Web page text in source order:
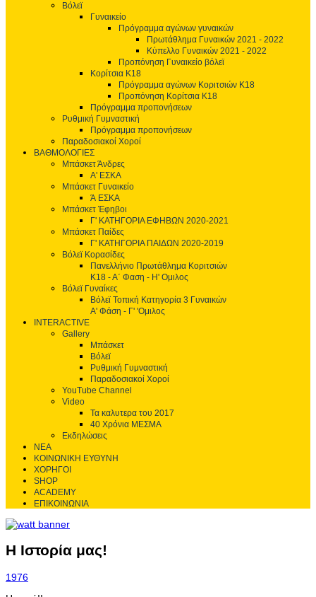
Βόλεϊ
Γυναικείο
Πρόγραμμα αγώνων γυναικών
Πρωτάθλημα Γυναικών 2021 - 2022
Κύπελλο Γυναικών 2021 - 2022
Προπόνηση Γυναικείο βόλεϊ
Κορίτσια Κ18
Πρόγραμμα αγώνων Κοριτσιών Κ18
Προπόνηση Κορίτσια Κ18
Πρόγραμμα προπονήσεων
Ρυθμική Γυμναστική
Πρόγραμμα προπονήσεων
Παραδοσιακοί Χοροί
ΒΑΘΜΟΛΟΓΙΕΣ
Μπάσκετ Άνδρες
Α' ΕΣΚΑ
Μπάσκετ Γυναικείο
Ά ΕΣΚΑ
Μπάσκετ Έφηβοι
Γ' ΚΑΤΗΓΟΡΙΑ ΕΦΗΒΩΝ 2020-2021
Μπάσκετ Παίδες
Γ' ΚΑΤΗΓΟΡΙΑ ΠΑΙΔΩΝ 2020-2019
Βόλεϊ Κορασίδες
Πανελλήνιο Πρωτάθλημα Κοριτσιών
Κ18 - Α΄ Φαση - H' Ομιλος
Βόλεϊ Γυναίκες
Βόλεϊ Τοπική Κατηγορία 3 Γυναικών
Α' Φάση - Γ' 'Ομιλος
INTERACTIVE
Gallery
Μπάσκετ
Βόλεϊ
Ρυθμική Γυμναστική
Παραδοσιακοί Χοροί
YouTube Channel
Video
Τα καλυτερα του 2017
40 Χρόνια ΜΕΣΜΑ
Εκδηλώσεις
ΝΕΑ
ΚΟΙΝΩΝΙΚΗ ΕΥΘΥΝΗ
ΧΟΡΗΓΟΙ
SHOP
ACADEMY
ΕΠΙΚΟΙΝΩΝΙΑ
Η Ιστορία μας!
1976